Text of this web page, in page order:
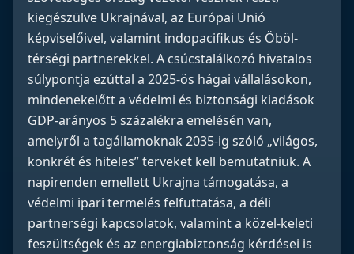
kiegészülve Ukrajnával, az Európai Unió
képviselőivel, valamint indopacifikus és Öböl-
térségi partnerekkel. A csúcstalálkozó hivatalos
súlypontja ezúttal a 2025-ös hágai vállalásokon,
mindenekelőtt a védelmi és biztonsági kiadások
GDP-arányos 5 százalékra emelésén van,
amelyről a tagállamoknak 2035-ig szóló „világos,
konkrét és hiteles” terveket kell bemutatniuk. A
napirenden emellett Ukrajna támogatása, a
védelmi ipari termelés felfuttatása, a déli
partnerségi kapcsolatok, valamint a közel-keleti
feszültségek és az energiabiztonság kérdései is